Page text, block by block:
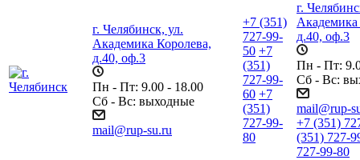
г. Челябинск, ул.
Академика Королева,
д.40, оф.3
Пн - Пт: 9.00 - 18.00
Сб - Вс: выходные
mail@rup-su.ru
+7 (351)
727-99-
50 +7
(351)
727-99-
60 +7
(351)
727-99-
80
г.
Академика
д.40, оф.3
Пн - Пт:
Сб - Вс:
mail@rup-
+7 (351)
(351) 727-
727-99-80